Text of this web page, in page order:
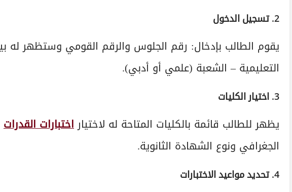
2. تسجيل الدخول
يقوم الطالب بإدخال: رقم الجلوس والرقم القومي وستظهر له
التعليمية – الشعبة (علمي أو أدبي).
3. اختيار الكليات
يظهر للطالب قائمة بالكليات المتاحة له لاختياراختبارات القدرات
الجغرافي ونوع الشهادة الثانوية.
4. تحديد مواعيد الاختبارات